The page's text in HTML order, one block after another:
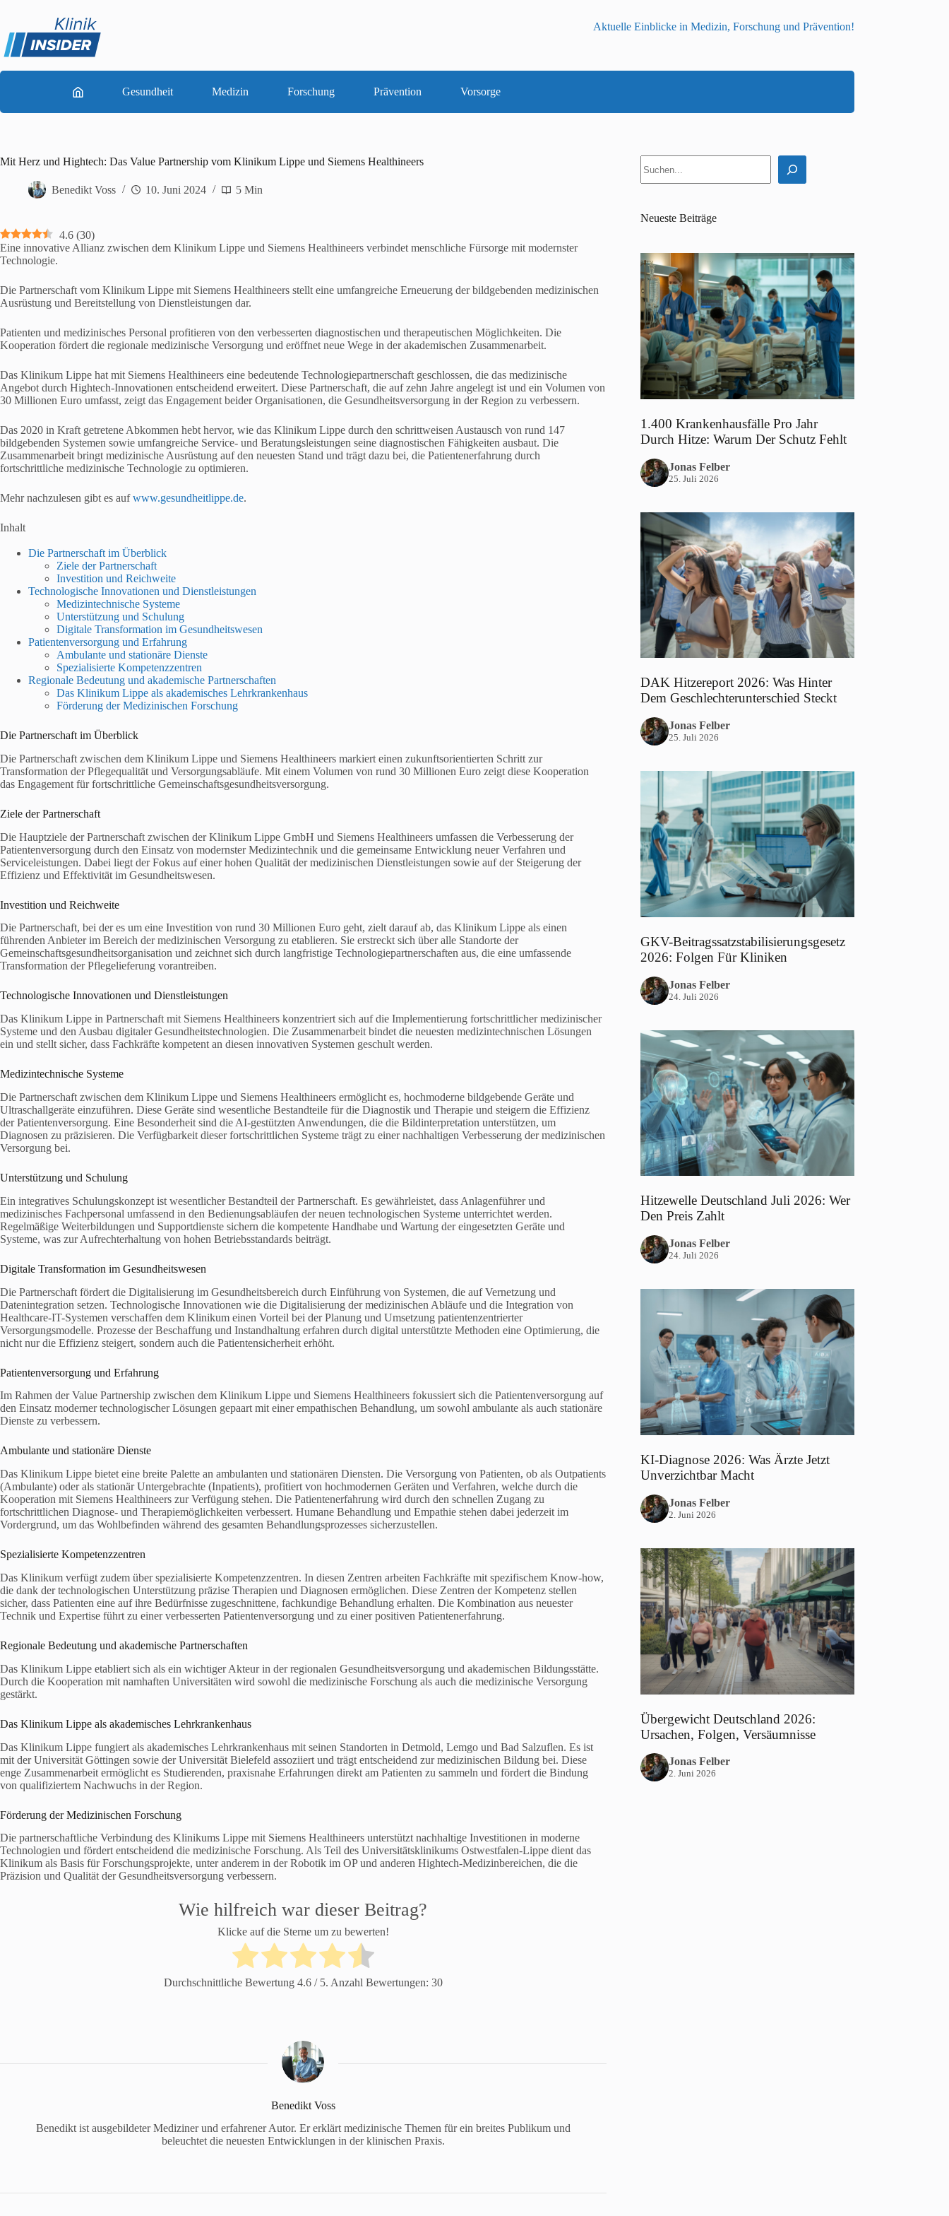
springen
Aktuelle Einblicke in Medizin, Forschung und Prävention!
Gesundheit Medizin Forschung Prävention Vorsorge
Mit Herz und Hightech: Das Value Partnership vom Klinikum Lippe und Siemens Healthineers
Benedikt Voss 10. Juni 2024 5 Min
4.6 (30)
Eine innovative Allianz zwischen dem Klinikum Lippe und Siemens Healthineers verbindet menschliche Fürsorge mit modernster
Technologie.
Die Partnerschaft vom Klinikum Lippe mit Siemens Healthineers stellt eine umfangreiche Erneuerung der bildgebenden medizinischen
Ausrüstung und Bereitstellung von Dienstleistungen dar.
Patienten und medizinisches Personal profitieren von den verbesserten diagnostischen und therapeutischen Möglichkeiten. Die
Kooperation fördert die regionale medizinische Versorgung und eröffnet neue Wege in der akademischen Zusammenarbeit.
Das Klinikum Lippe hat mit Siemens Healthineers eine bedeutende Technologiepartnerschaft geschlossen, die das medizinische
Angebot durch Hightech-Innovationen entscheidend erweitert. Diese Partnerschaft, die auf zehn Jahre angelegt ist und ein Volumen von
30 Millionen Euro umfasst, zeigt das Engagement beider Organisationen, die Gesundheitsversorgung in der Region zu verbessern.
Das 2020 in Kraft getretene Abkommen hebt hervor, wie das Klinikum Lippe durch den schrittweisen Austausch von rund 147
bildgebenden Systemen sowie umfangreiche Service- und Beratungsleistungen seine diagnostischen Fähigkeiten ausbaut. Die
Zusammenarbeit bringt medizinische Ausrüstung auf den neuesten Stand und trägt dazu bei, die Patientenerfahrung durch
fortschrittliche medizinische Technologie zu optimieren.
Mehr nachzulesen gibt es aufwww.gesundheitlippe.de.
Inhalt
Die Partnerschaft im Überblick
Ziele der Partnerschaft
Investition und Reichweite
Technologische Innovationen und Dienstleistungen
Medizintechnische Systeme
Unterstützung und Schulung
Digitale Transformation im Gesundheitswesen
Patientenversorgung und Erfahrung
Ambulante und stationäre Dienste
Spezialisierte Kompetenzzentren
Regionale Bedeutung und akademische Partnerschaften
Das Klinikum Lippe als akademisches Lehrkrankenhaus
Förderung der Medizinischen Forschung
Die Partnerschaft im Überblick
Die Partnerschaft zwischen dem Klinikum Lippe und Siemens Healthineers markiert einen zukunftsorientierten Schritt zur
Transformation der Pflegequalität und Versorgungsabläufe. Mit einem Volumen von rund 30 Millionen Euro zeigt diese Kooperation
das Engagement für fortschrittliche Gemeinschaftsgesundheitsversorgung.
Ziele der Partnerschaft
Die Hauptziele der Partnerschaft zwischen der Klinikum Lippe GmbH und Siemens Healthineers umfassen die Verbesserung der
Patientenversorgung durch den Einsatz von modernster Medizintechnik und die gemeinsame Entwicklung neuer Verfahren und
Serviceleistungen. Dabei liegt der Fokus auf einer hohen Qualität der medizinischen Dienstleistungen sowie auf der Steigerung der
Effizienz und Effektivität im Gesundheitswesen.
Investition und Reichweite
Die Partnerschaft, bei der es um eine Investition von rund 30 Millionen Euro geht, zielt darauf ab, das Klinikum Lippe als einen
führenden Anbieter im Bereich der medizinischen Versorgung zu etablieren. Sie erstreckt sich über alle Standorte der
Gemeinschaftsgesundheitsorganisation und zeichnet sich durch langfristige Technologiepartnerschaften aus, die eine umfassende
Transformation der Pflegelieferung vorantreiben.
Technologische Innovationen und Dienstleistungen
Das Klinikum Lippe in Partnerschaft mit Siemens Healthineers konzentriert sich auf die Implementierung fortschrittlicher medizinischer
Systeme und den Ausbau digitaler Gesundheitstechnologien. Die Zusammenarbeit bindet die neuesten medizintechnischen Lösungen
ein und stellt sicher, dass Fachkräfte kompetent an diesen innovativen Systemen geschult werden.
Medizintechnische Systeme
Die Partnerschaft zwischen dem Klinikum Lippe und Siemens Healthineers ermöglicht es, hochmoderne bildgebende Geräte und
Ultraschallgeräte einzuführen. Diese Geräte sind wesentliche Bestandteile für die Diagnostik und Therapie und steigern die Effizienz
der Patientenversorgung. Eine Besonderheit sind die AI-gestützten Anwendungen, die die Bildinterpretation unterstützen, um
Diagnosen zu präzisieren. Die Verfügbarkeit dieser fortschrittlichen Systeme trägt zu einer nachhaltigen Verbesserung der medizinischen
Versorgung bei.
Unterstützung und Schulung
Ein integratives Schulungskonzept ist wesentlicher Bestandteil der Partnerschaft. Es gewährleistet, dass Anlagenführer und
medizinisches Fachpersonal umfassend in den Bedienungsabläufen der neuen technologischen Systeme unterrichtet werden.
Regelmäßige Weiterbildungen und Supportdienste sichern die kompetente Handhabe und Wartung der eingesetzten Geräte und
Systeme, was zur Aufrechterhaltung von hohen Betriebsstandards beiträgt.
Digitale Transformation im Gesundheitswesen
Die Partnerschaft fördert die Digitalisierung im Gesundheitsbereich durch Einführung von Systemen, die auf Vernetzung und
Datenintegration setzen. Technologische Innovationen wie die Digitalisierung der medizinischen Abläufe und die Integration von
Healthcare-IT-Systemen verschaffen dem Klinikum einen Vorteil bei der Planung und Umsetzung patientenzentrierter
Versorgungsmodelle. Prozesse der Beschaffung und Instandhaltung erfahren durch digital unterstützte Methoden eine Optimierung, die
nicht nur die Effizienz steigert, sondern auch die Patientensicherheit erhöht.
Patientenversorgung und Erfahrung
Im Rahmen der Value Partnership zwischen dem Klinikum Lippe und Siemens Healthineers fokussiert sich die Patientenversorgung auf
den Einsatz moderner technologischer Lösungen gepaart mit einer empathischen Behandlung, um sowohl ambulante als auch stationäre
Dienste zu verbessern.
Ambulante und stationäre Dienste
Das Klinikum Lippe bietet eine breite Palette an ambulanten und stationären Diensten. Die Versorgung von Patienten, ob als Outpatients
(Ambulante) oder als stationär Untergebrachte (Inpatients), profitiert von hochmodernen Geräten und Verfahren, welche durch die
Kooperation mit Siemens Healthineers zur Verfügung stehen. Die Patientenerfahrung wird durch den schnellen Zugang zu
fortschrittlichen Diagnose- und Therapiemöglichkeiten verbessert. Humane Behandlung und Empathie stehen dabei jederzeit im
Vordergrund, um das Wohlbefinden während des gesamten Behandlungsprozesses sicherzustellen.
Spezialisierte Kompetenzzentren
Das Klinikum verfügt zudem über spezialisierte Kompetenzzentren. In diesen Zentren arbeiten Fachkräfte mit spezifischem Know-how,
die dank der technologischen Unterstützung präzise Therapien und Diagnosen ermöglichen. Diese Zentren der Kompetenz stellen
sicher, dass Patienten eine auf ihre Bedürfnisse zugeschnittene, fachkundige Behandlung erhalten. Die Kombination aus neuester
Technik und Expertise führt zu einer verbesserten Patientenversorgung und zu einer positiven Patientenerfahrung.
Regionale Bedeutung und akademische Partnerschaften
Das Klinikum Lippe etabliert sich als ein wichtiger Akteur in der regionalen Gesundheitsversorgung und akademischen Bildungsstätte.
Durch die Kooperation mit namhaften Universitäten wird sowohl die medizinische Forschung als auch die medizinische Versorgung
gestärkt.
Das Klinikum Lippe als akademisches Lehrkrankenhaus
Das Klinikum Lippe fungiert als akademisches Lehrkrankenhaus mit seinen Standorten in Detmold, Lemgo und Bad Salzuflen. Es ist
mit der Universität Göttingen sowie der Universität Bielefeld assoziiert und trägt entscheidend zur medizinischen Bildung bei. Diese
enge Zusammenarbeit ermöglicht es Studierenden, praxisnahe Erfahrungen direkt am Patienten zu sammeln und fördert die Bindung
von qualifiziertem Nachwuchs in der Region.
Förderung der Medizinischen Forschung
Die partnerschaftliche Verbindung des Klinikums Lippe mit Siemens Healthineers unterstützt nachhaltige Investitionen in moderne
Technologien und fördert entscheidend die medizinische Forschung. Als Teil des Universitätsklinikums Ostwestfalen-Lippe dient das
Klinikum als Basis für Forschungsprojekte, unter anderem in der Robotik im OP und anderen Hightech-Medizinbereichen, die die
Präzision und Qualität der Gesundheitsversorgung verbessern.
Wie hilfreich war dieser Beitrag?
Klicke auf die Sterne um zu bewerten!
Durchschnittliche Bewertung 4.6/ 5. Anzahl Bewertungen: 30
Benedikt Voss
Benedikt ist ausgebildeter Mediziner und erfahrener Autor. Er erklärt medizinische Themen für ein breites Publikum und
beleuchtet die neuesten Entwicklungen in der klinischen Praxis.
Neueste Beiträge
1.400 Krankenhausfälle Pro Jahr
Durch Hitze: Warum Der Schutz Fehlt
Jonas Felber
25. Juli 2026
DAK Hitzereport 2026: Was Hinter
Dem Geschlechterunterschied Steckt
Jonas Felber
25. Juli 2026
GKV-Beitragssatzstabilisierungsgesetz
2026: Folgen Für Kliniken
Jonas Felber
24. Juli 2026
Hitzewelle Deutschland Juli 2026: Wer
Den Preis Zahlt
Jonas Felber
24. Juli 2026
KI-Diagnose 2026: Was Ärzte Jetzt
Unverzichtbar Macht
Jonas Felber
2. Juni 2026
Übergewicht Deutschland 2026:
Ursachen, Folgen, Versäumnisse
Jonas Felber
2. Juni 2026